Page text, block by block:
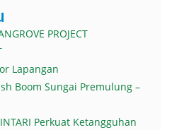
PROJECT
Lapangan
Boom Sungai Premulung –
Perkuat Ketangguhan